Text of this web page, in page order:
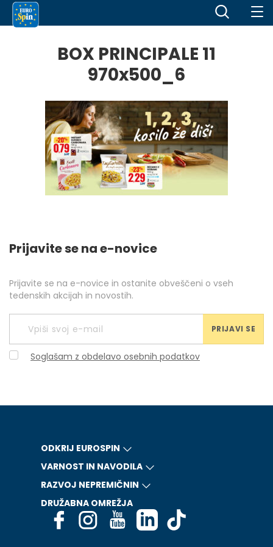
BOX PRINCIPALE 11
970x500_6
Prijavite se na e-novice
Prijavite se na e-novice in ostanite obveščeni o vseh
tedenskih akcijah in novostih.
PRIJAVI SE
Soglašam z obdelavo osebnih podatkov
ODKRIJ EUROSPIN
VARNOST IN NAVODILA
RAZVOJ NEPREMIČNIN
DRUŽABNA OMREŽJA